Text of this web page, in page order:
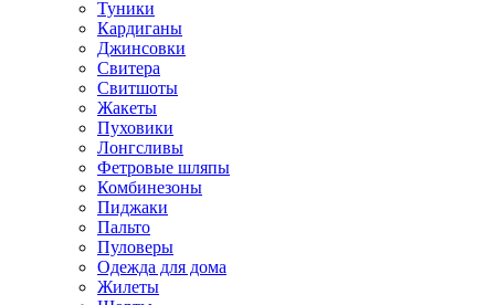
Туники
Кардиганы
Джинсовки
Свитера
Свитшоты
Жакеты
Пуховики
Лонгсливы
Фетровые шляпы
Комбинезоны
Пиджаки
Пальто
Пуловеры
Одежда для дома
Жилеты